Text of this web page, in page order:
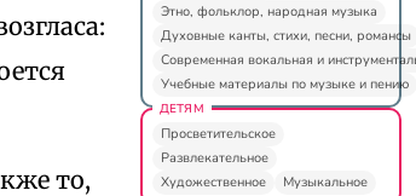
то,
Этно, фольклор, народная музыка
Духовные канты, стихи, песни, романсы
Современная вокальная и
Учебные материалы по музыке и пению
ДЕТЯМ
Просветительское
Развлекательное
Художественное
Музыкальное